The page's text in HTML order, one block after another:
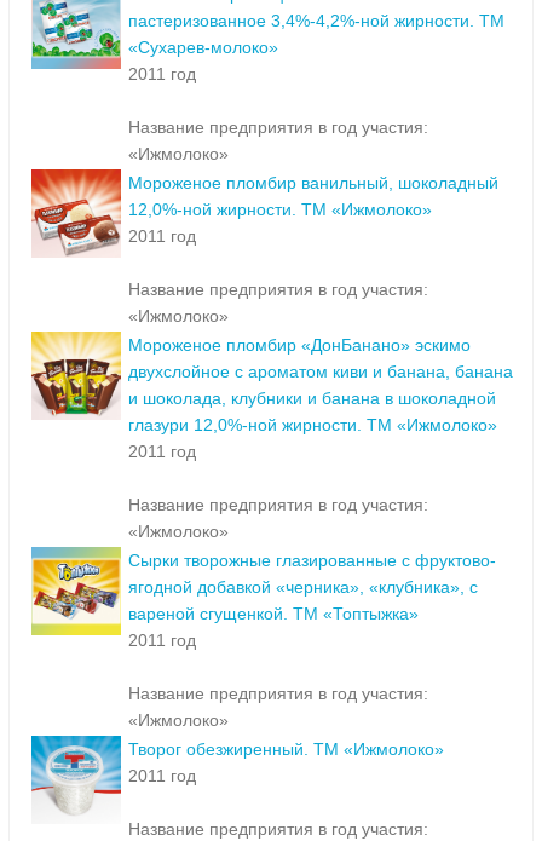
пастеризованное 3,4%-4,2%-ной жирности. ТМ
«Сухарев-молоко»
2011 год
Название предприятия в год участия:
«Ижмолоко»
Мороженое пломбир ванильный, шоколадный
12,0%-ной жирности. ТМ «Ижмолоко»
2011 год
Название предприятия в год участия:
«Ижмолоко»
Мороженое пломбир «ДонБанано» эскимо
двухслойное с ароматом киви и банана, банана
и шоколада, клубники и банана в шоколадной
глазури 12,0%-ной жирности. ТМ «Ижмолоко»
2011 год
Название предприятия в год участия:
«Ижмолоко»
Сырки творожные глазированные с фруктово-
ягодной добавкой «черника», «клубника», с
вареной сгущенкой. ТМ «Топтыжка»
2011 год
Название предприятия в год участия:
«Ижмолоко»
Творог обезжиренный. ТМ «Ижмолоко»
2011 год
Название предприятия в год участия: